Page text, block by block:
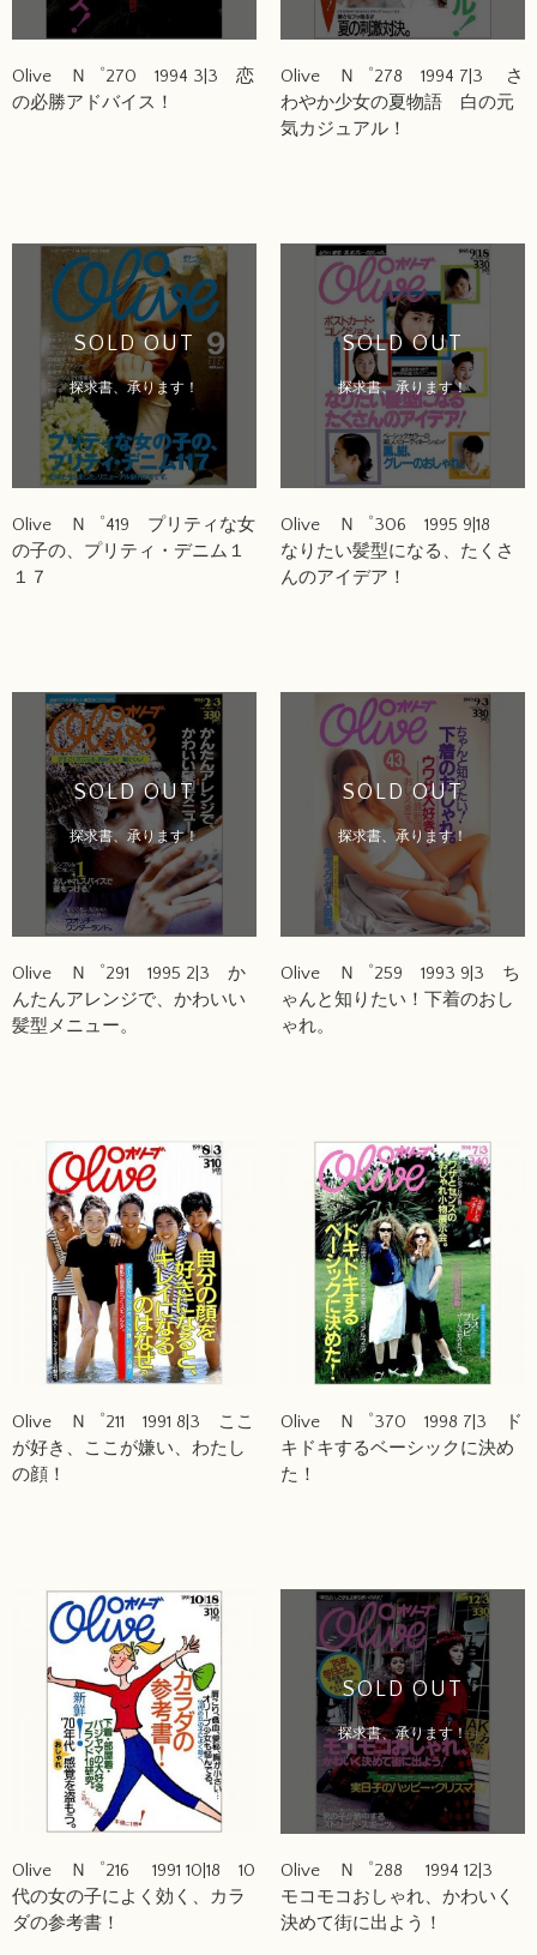
Olive Ｎ゜270 1994 3|3 恋
の必勝アドバイス！
Olive Ｎ゜278 1994 7|3 さ
わやか少女の夏物語 白の元
気カジュアル！
SOLD OUT
探求書、承ります！
Olive Ｎ゜419 プリティな女
の子の、プリティ・デニム１
１７
SOLD OUT
探求書、承ります！
Olive Ｎ゜306 1995 9|18
なりたい髪型になる、たくさ
んのアイデア！
SOLD OUT
探求書、承ります！
Olive Ｎ゜291 1995 2|3 か
んたんアレンジで、かわいい
髪型メニュー。
SOLD OUT
探求書、承ります！
Olive Ｎ゜259 1993 9|3 ち
ゃんと知りたい！下着のおし
ゃれ。
Olive Ｎ゜211 1991 8|3 ここ
が好き、ここが嫌い、わたし
の顔！
Olive Ｎ゜370 1998 7|3 ド
キドキするベーシックに決め
た！
Olive Ｎ゜216 1991 10|18 10
代の女の子によく効く、カラ
ダの参考書！
SOLD OUT
探求書、承ります！
Olive Ｎ゜288 1994 12|3
モコモコおしゃれ、かわいく
決めて街に出よう！